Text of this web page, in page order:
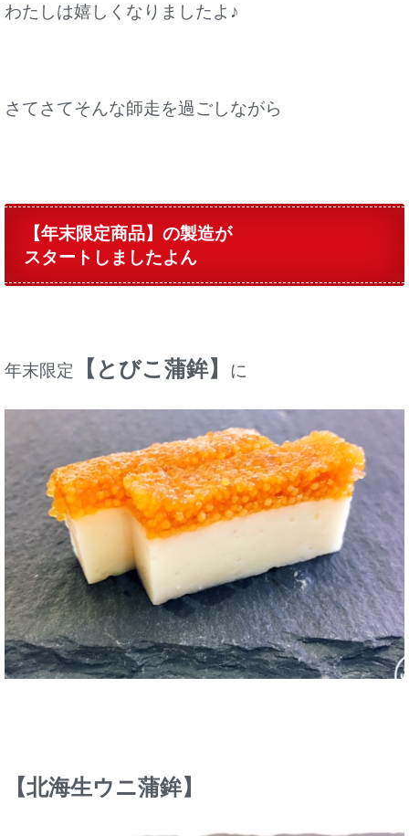
わたしは嬉しくなりましたよ♪
さてさてそんな師走を過ごしながら
【年末限定商品】の製造が
スタートしましたよん
年末限定 【とびこ蒲鉾】 に
【北海生ウニ蒲鉾】